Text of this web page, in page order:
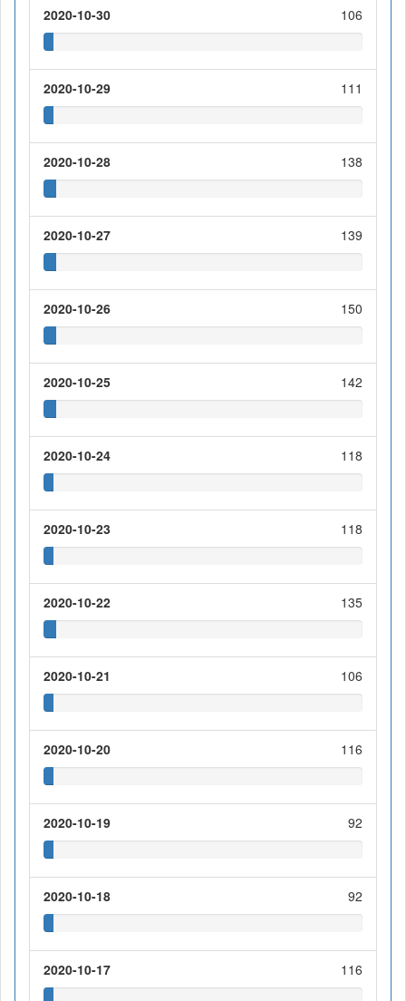
2020-10-30 106
2020-10-29 111
2020-10-28 138
2020-10-27 139
2020-10-26 150
2020-10-25 142
2020-10-24 118
2020-10-23 118
2020-10-22 135
2020-10-21 106
2020-10-20 116
2020-10-19 92
2020-10-18 92
2020-10-17 116